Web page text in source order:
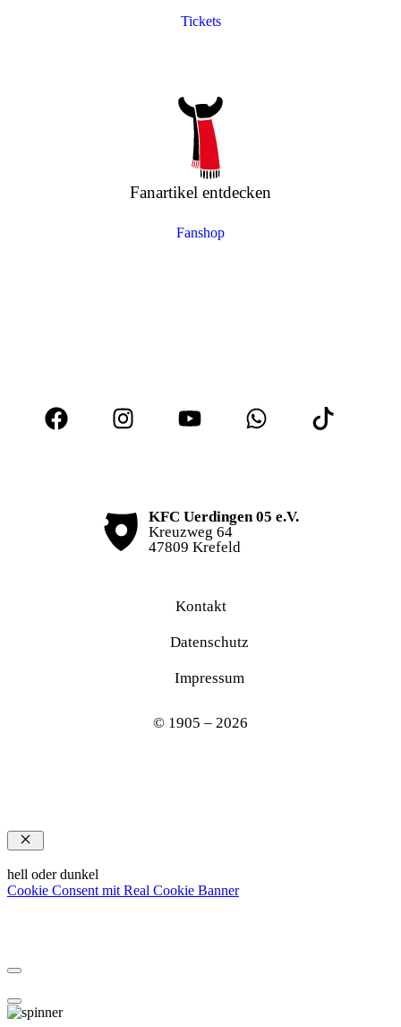
Tickets
Fanartikel entdecken
Fanshop
KFC Uerdingen 05 e.V.
Kreuzweg 64
47809 Krefeld
Kontakt
Datenschutz
Impressum
© 1905 – 2026
Schließen
hell oder dunkel
Cookie Consent mit Real Cookie Banner